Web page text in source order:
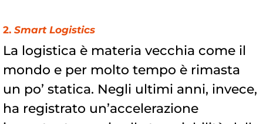
2. Smart Logistics
La logistica è materia vecchia come il
mondo e per molto tempo è rimasta
un po’ statica. Negli ultimi anni, invece,
ha registrato un’accelerazione